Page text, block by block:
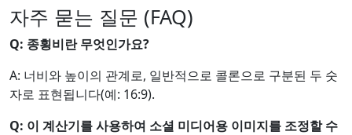
자주 묻는 질문 (FAQ)
Q: 종횡비란 무엇인가요?
A: 너비와 높이의 관계로, 일반적으로 콜론으로 구분된 두 숫
자로 표현됩니다(예: 16:9).
Q: 이 계산기를 사용하여 소셜 미디어용 이미지를 조정할 수